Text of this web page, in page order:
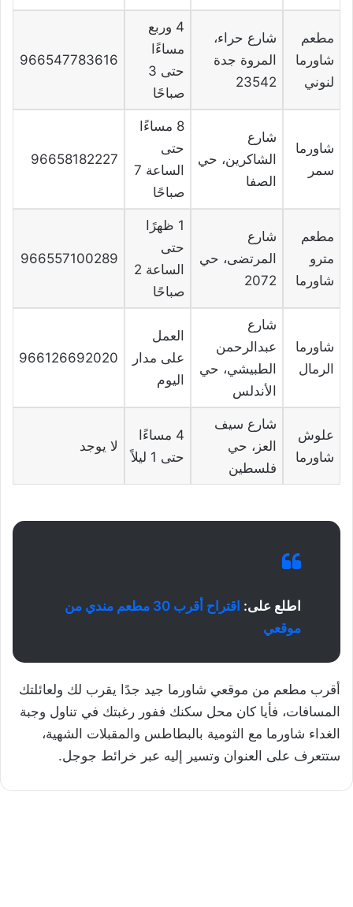
مطعم
شاورما
لنوني
شارع حراء،
المروة جدة
23542
4 وربع
مساءًا
حتى 3
صباحًا
966547783616
شاورما
سمر
شارع
الشاكرين، حي
الصفا
8 مساءًا
حتى
الساعة 7
صباحًا
96658182227
مطعم
مترو
شاورما
شارع
المرتضى، حي
2072
1 ظهرًا
حتى
الساعة 2
صباحًا
966557100289
شاورما
الرمال
شارع
عبدالرحمن
الطبيشي، حي
الأندلس
العمل
على مدار
اليوم
966126692020
علوش
شاورما
شارع سيف
العز، حي
فلسطين
4 مساءًا
حتى 1 ليلاً
لا يوجد
اطلع على:
اقتراح أقرب 30 مطعم مندي من
موقعي
أقرب مطعم من موقعي شاورما جيد جدًا يقرب لك ولعائلتك
المسافات، فأيا كان محل سكنك ففور رغبتك في تناول وجبة
الغداء شاورما مع الثومية بالبطاطس والمقبلات الشهية،
ستتعرف على العنوان وتسير إليه عبر خرائط جوجل.